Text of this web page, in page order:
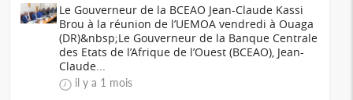
Le Gouverneur de la BCEAO Jean-Claude Kassi
Brou à la réunion de l’UEMOA vendredi à Ouaga
(DR)&nbsp;Le Gouverneur de la Banque Centrale
des Etats de l’Afrique de l’Ouest (BCEAO), Jean-
Claude...
il y a 1 mois